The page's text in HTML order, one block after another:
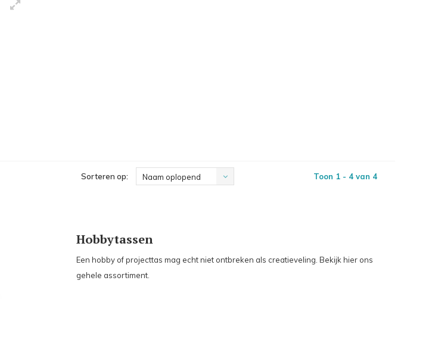
Sorteren op: Naam oplopend Toon 1 - 4 van 4
Hobbytassen
Een hobby of projecttas mag echt niet ontbreken als creatieveling. Bekijk hier ons
gehele assortiment.